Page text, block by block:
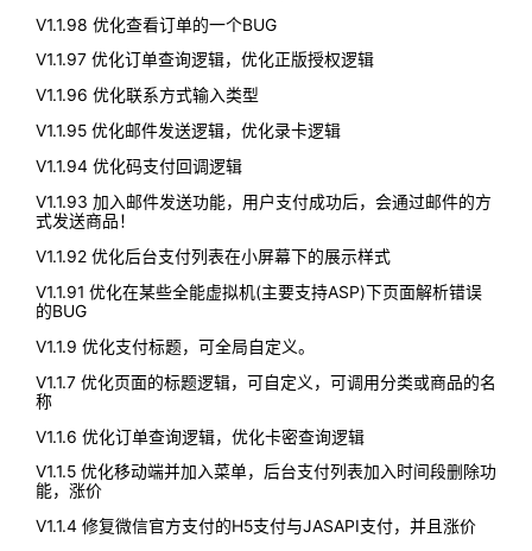
V1.1.98 优化查看订单的一个BUG
V1.1.97 优化订单查询逻辑，优化正版授权逻辑
V1.1.96 优化联系方式输入类型
V1.1.95 优化邮件发送逻辑，优化录卡逻辑
V1.1.94 优化码支付回调逻辑
V1.1.93 加入邮件发送功能，用户支付成功后，会通过邮件的方
式发送商品！
V1.1.92 优化后台支付列表在小屏幕下的展示样式
V1.1.91 优化在某些全能虚拟机(主要支持ASP)下页面解析错误
的BUG
V1.1.9 优化支付标题，可全局自定义。
V1.1.7 优化页面的标题逻辑，可自定义，可调用分类或商品的名
称
V1.1.6 优化订单查询逻辑，优化卡密查询逻辑
V1.1.5 优化移动端并加入菜单，后台支付列表加入时间段删除功
能，涨价
V1.1.4 修复微信官方支付的H5支付与JASAPI支付，并且涨价